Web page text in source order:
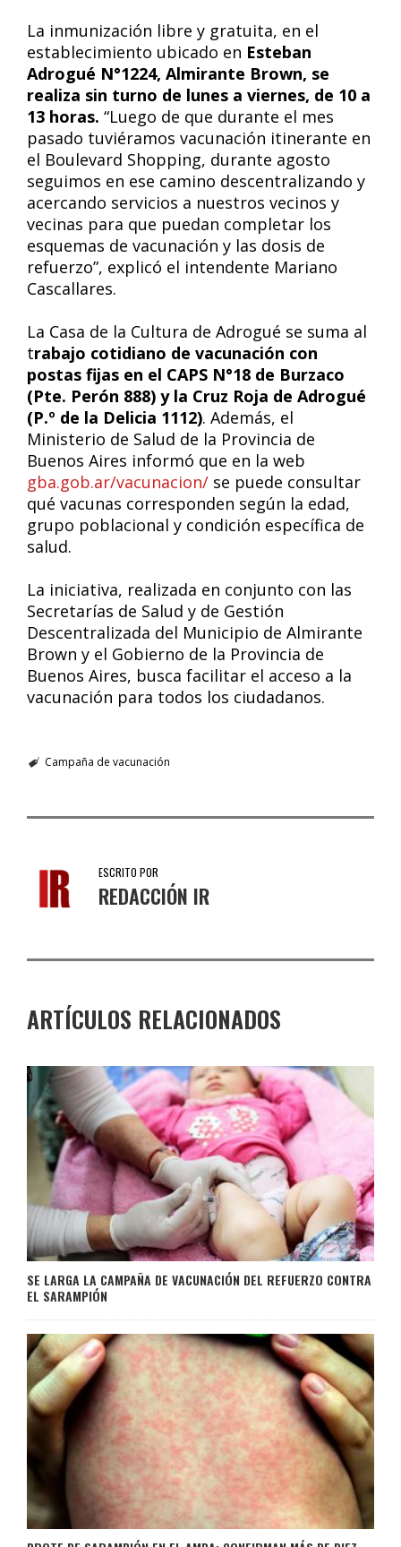
La inmunización libre y gratuita, en el
establecimiento ubicado en Esteban
Adrogué N°1224, Almirante Brown, se
realiza sin turno de lunes a viernes, de 10 a
13 horas. “Luego de que durante el mes
pasado tuviéramos vacunación itinerante en
el Boulevard Shopping, durante agosto
seguimos en ese camino descentralizando y
acercando servicios a nuestros vecinos y
vecinas para que puedan completar los
esquemas de vacunación y las dosis de
refuerzo”, explicó el intendente Mariano
Cascallares.
La Casa de la Cultura de Adrogué se suma al
trabajo cotidiano de vacunación con
postas fijas en el CAPS N°18 de Burzaco
(Pte. Perón 888) y la Cruz Roja de Adrogué
(P.º de la Delicia 1112). Además, el
Ministerio de Salud de la Provincia de
Buenos Aires informó que en la web
gba.gob.ar/vacunacion/ se puede consultar
qué vacunas corresponden según la edad,
grupo poblacional y condición específica de
salud.
La iniciativa, realizada en conjunto con las
Secretarías de Salud y de Gestión
Descentralizada del Municipio de Almirante
Brown y el Gobierno de la Provincia de
Buenos Aires, busca facilitar el acceso a la
vacunación para todos los ciudadanos.
Campaña de vacunación
ESCRITO POR
REDACCIÓN IR
ARTÍCULOS RELACIONADOS
SE LARGA LA CAMPAÑA DE VACUNACIÓN DEL REFUERZO CONTRA
EL SARAMPIÓN